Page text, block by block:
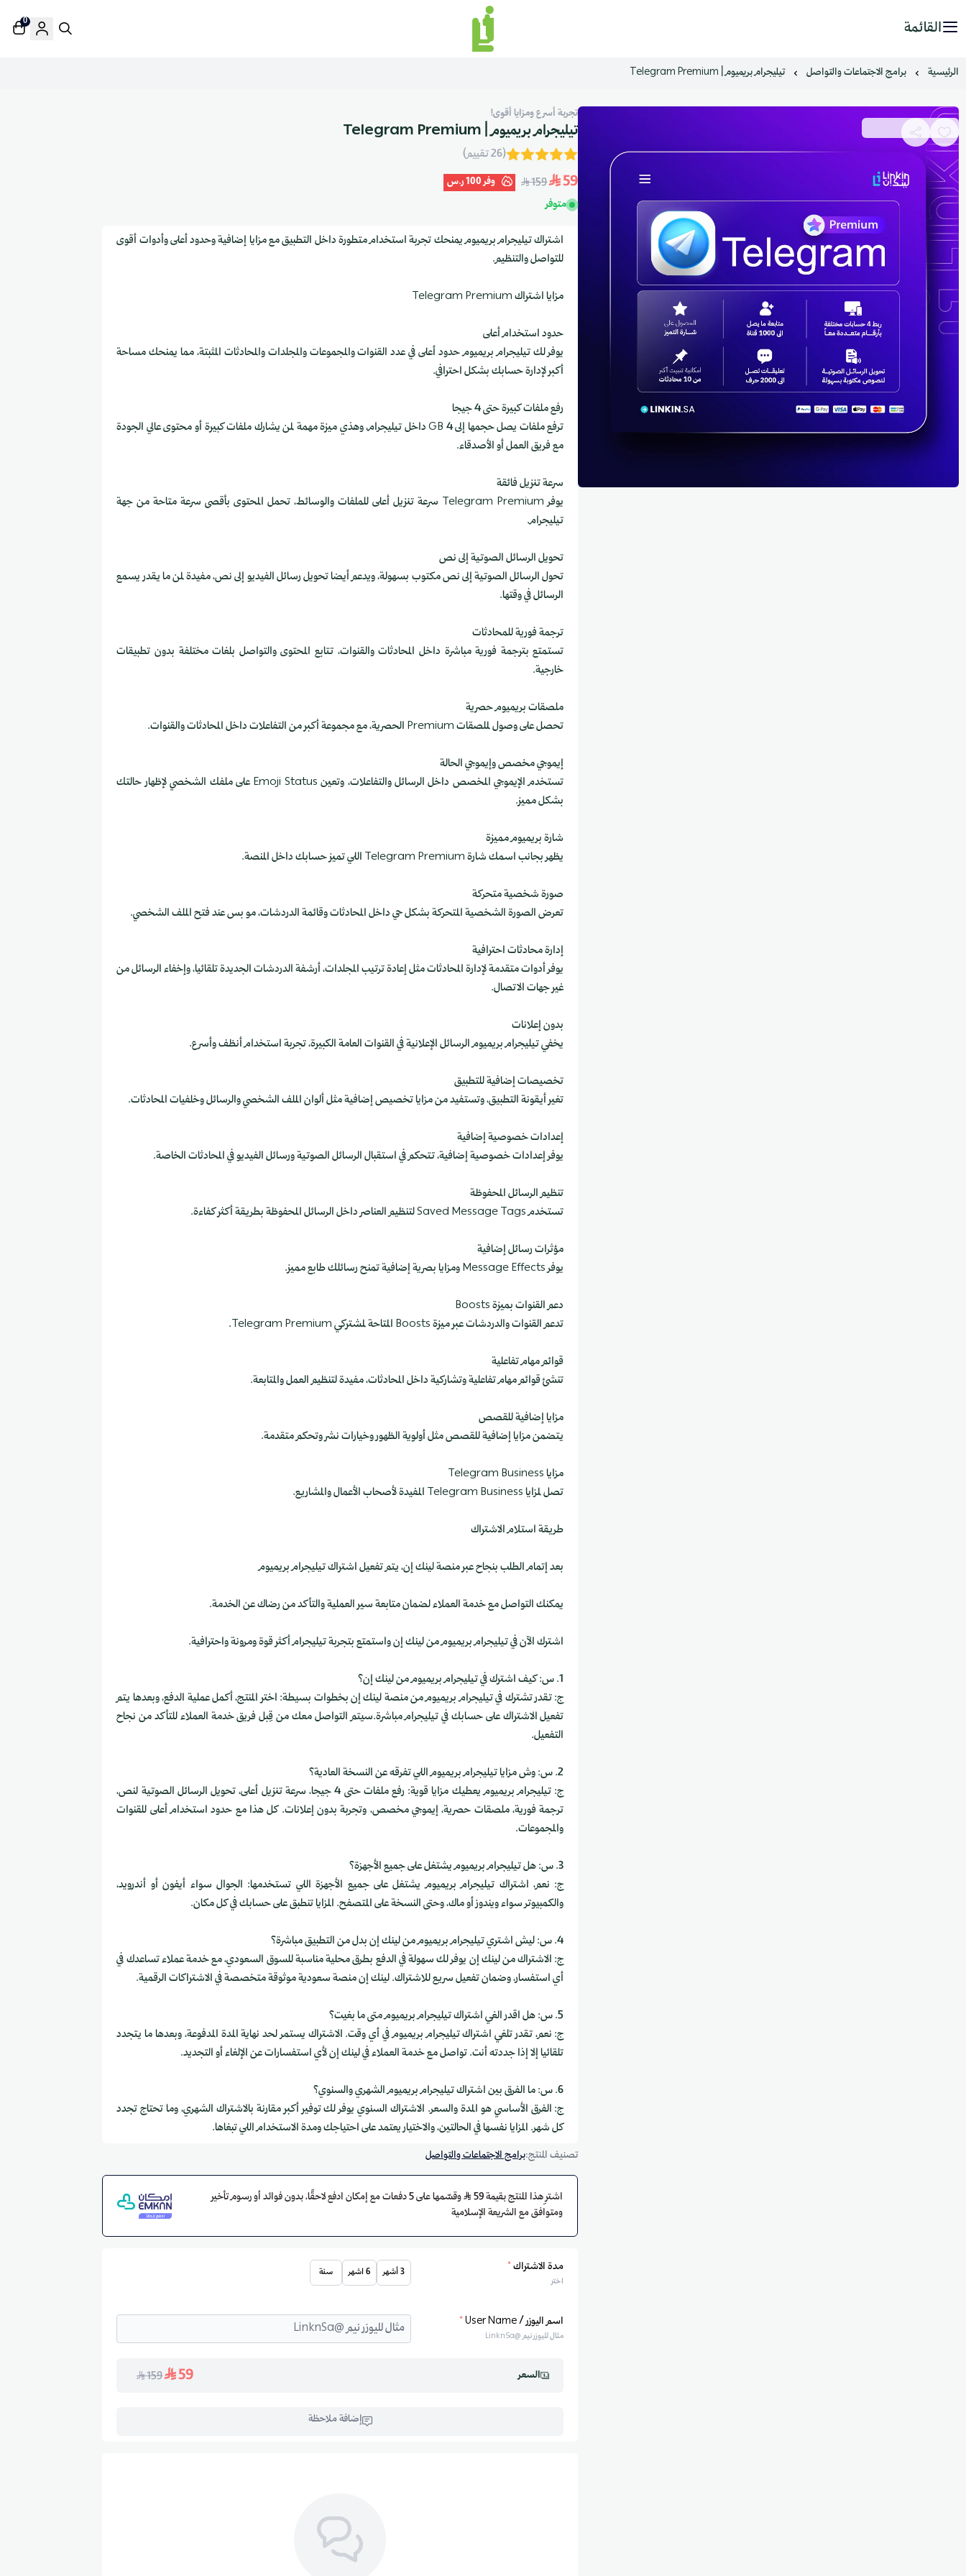
القائمة منصة لينك إن | Linkin.sa
0
الرئيسية برامج الاجتماعات والتواصل تيليجرام بريميوم | Telegram Premium
اشترك الآن وكن مميز!
تجربة أسرع ومزايا أقوى!
تيليجرام بريميوم | Telegram Premium
(26 تقييم)
59
159 وفر100 ر.س
متوفر
اشتراك تيليجرام بريميوم يمنحك تجربة استخدام متطورة داخل التطبيق مع مزايا إضافية وحدود أعلى وأدوات أقوى
للتواصل والتنظيم.
مزايا اشتراك Telegram Premium
حدود استخدام أعلى
يوفر لك تيليجرام بريميوم حدود أعلى في عدد القنوات والمجموعات والمجلدات والمحادثات المثبتة، مما يمنحك مساحة
أكبر لإدارة حسابك بشكل احترافي.
رفع ملفات كبيرة حتى 4 جيجا
ترفع ملفات يصل حجمها إلى 4 GB داخل تيليجرام، وهذي ميزة مهمة لمن يشارك ملفات كبيرة أو محتوى عالي الجودة
مع فريق العمل أو الأصدقاء.
سرعة تنزيل فائقة
يوفر Telegram Premium سرعة تنزيل أعلى للملفات والوسائط، تحمل المحتوى بأقصى سرعة متاحة من جهة
تيليجرام.
تحويل الرسائل الصوتية إلى نص
تحول الرسائل الصوتية إلى نص مكتوب بسهولة، ويدعم أيضا تحويل رسائل الفيديو إلى نص، مفيدة لمن ما يقدر يسمع
الرسائل في وقتها.
ترجمة فورية للمحادثات
تستمتع بترجمة فورية مباشرة داخل المحادثات والقنوات، تتابع المحتوى والتواصل بلغات مختلفة بدون تطبيقات
خارجية.
ملصقات بريميوم حصرية
تحصل على وصول لملصقات Premium الحصرية، مع مجموعة أكبر من التفاعلات داخل المحادثات والقنوات.
إيموجي مخصص وإيموجي الحالة
تستخدم الإيموجي المخصص داخل الرسائل والتفاعلات، وتعين Emoji Status على ملفك الشخصي لإظهار حالتك
بشكل مميز.
شارة بريميوم مميزة
يظهر بجانب اسمك شارة Telegram Premium اللي تميز حسابك داخل المنصة.
صورة شخصية متحركة
تعرض الصورة الشخصية المتحركة بشكل حي داخل المحادثات وقائمة الدردشات، مو بس عند فتح الملف الشخصي.
إدارة محادثات احترافية
يوفر أدوات متقدمة لإدارة المحادثات مثل إعادة ترتيب المجلدات، أرشفة الدردشات الجديدة تلقائيا، وإخفاء الرسائل من
غير جهات الاتصال.
بدون إعلانات
يخفي تيليجرام بريميوم الرسائل الإعلانية في القنوات العامة الكبيرة، تجربة استخدام أنظف وأسرع.
تخصيصات إضافية للتطبيق
تغير أيقونة التطبيق، وتستفيد من مزايا تخصيص إضافية مثل ألوان الملف الشخصي والرسائل وخلفيات المحادثات.
إعدادات خصوصية إضافية
يوفر إعدادات خصوصية إضافية، تتحكم في استقبال الرسائل الصوتية ورسائل الفيديو في المحادثات الخاصة.
تنظيم الرسائل المحفوظة
تستخدم Saved Message Tags لتنظيم العناصر داخل الرسائل المحفوظة بطريقة أكثر كفاءة.
مؤثرات رسائل إضافية
يوفر Message Effects ومزايا بصرية إضافية تمنح رسائلك طابع مميز.
دعم القنوات بميزة Boosts
تدعم القنوات والدردشات عبر ميزة Boosts المتاحة لمشتركي Telegram Premium.
قوائم مهام تفاعلية
تنشئ قوائم مهام تفاعلية وتشاركية داخل المحادثات، مفيدة لتنظيم العمل والمتابعة.
مزايا إضافية للقصص
يتضمن مزايا إضافية للقصص مثل أولوية الظهور وخيارات نشر وتحكم متقدمة.
مزايا Telegram Business
تصل لمزايا Telegram Business المفيدة لأصحاب الأعمال والمشاريع.
طريقة استلام الاشتراك
بعد إتمام الطلب بنجاح عبر منصة لينك إن، يتم تفعيل اشتراك تيليجرام بريميوم
يمكنك التواصل مع خدمة العملاء لضمان متابعة سير العملية والتأكد من رضاك عن الخدمة.
اشترك الآن في تيليجرام بريميوم من لينك إن واستمتع بتجربة تيليجرام أكثر قوة ومرونة واحترافية.
1. س: كيف اشترك في تيليجرام بريميوم من لينك إن؟
ج: تقدر تشترك في تيليجرام بريميوم من منصة لينك إن بخطوات بسيطة: اختر المنتج، أكمل عملية الدفع، وبعدها يتم
تفعيل الاشتراك على حسابك في تيليجرام مباشرة.سيتم التواصل معك من قِبل فريق خدمة العملاء للتأكد من نجاح
التفعيل.
2. س: وش مزايا تيليجرام بريميوم اللي تفرقه عن النسخة العادية؟
ج: تيليجرام بريميوم يعطيك مزايا قوية: رفع ملفات حتى 4 جيجا، سرعة تنزيل أعلى، تحويل الرسائل الصوتية لنص،
ترجمة فورية، ملصقات حصرية، إيموجي مخصص، وتجربة بدون إعلانات. كل هذا مع حدود استخدام أعلى للقنوات
والمجموعات.
3. س: هل تيليجرام بريميوم يشتغل على جميع الأجهزة؟
ج: نعم، اشتراك تيليجرام بريميوم يشتغل على جميع الأجهزة اللي تستخدمها: الجوال سواء أيفون أو أندرويد،
والكمبيوتر سواء ويندوز أو ماك، وحتى النسخة على المتصفح. المزايا تنطبق على حسابك في كل مكان.
4. س: ليش اشتري تيليجرام بريميوم من لينك إن بدل من التطبيق مباشرة؟
ج: الاشتراك من لينك إن يوفر لك سهولة في الدفع بطرق محلية مناسبة للسوق السعودي، مع خدمة عملاء تساعدك في
أي استفسار، وضمان تفعيل سريع للاشتراك. لينك إن منصة سعودية موثوقة متخصصة في الاشتراكات الرقمية.
5. س: هل اقدر الغي اشتراك تيليجرام بريميوم متى ما بغيت؟
ج: نعم، تقدر تلغي اشتراك تيليجرام بريميوم في أي وقت. الاشتراك يستمر لحد نهاية المدة المدفوعة، وبعدها ما يتجدد
تلقائيا إلا إذا جددته أنت. تواصل مع خدمة العملاء في لينك إن لأي استفسارات عن الإلغاء أو التجديد.
6. س: ما الفرق بين اشتراك تيليجرام بريميوم الشهري والسنوي؟
ج: الفرق الأساسي هو المدة والسعر. الاشتراك السنوي يوفر لك توفير أكبر مقارنة بالاشتراك الشهري، وما تحتاج تجدد
كل شهر. المزايا نفسها في الحالتين، والاختيار يعتمد على احتياجك ومدة الاستخدام اللي تبغاها.
تصنيف المنتج:برامج الاجتماعات والتواصل
اشترِ هذا المنتج بقيمة 59
وقسّمها على 5 دفعات مع إمكان ادفع لاحقًا، بدون فوائد أو رسوم تأخير
ومتوافق مع الشريعة الإسلامية
مدة الاشتراك*
اختر
3 أشهر 6 اشهر سنة
اسم اليوزر / User Name *
مثال لليوزر نيم @LinknSa
السعر 59
159
إضافة ملاحظة